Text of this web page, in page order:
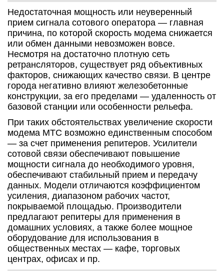
Недостаточная мощность или неуверенный
прием сигнала сотового оператора — главная
причина, по которой скорость модема снижается
или обмен данными невозможен вовсе.
Несмотря на достаточно плотную сеть
ретрансляторов, существует ряд объективных
факторов, снижающих качество связи. В центре
города негативно влияют железобетонные
конструкции, за его пределами — удаленность от
базовой станции или особенности рельефа.
При таких обстоятельствах увеличение скорости
модема МТС возможно единственным способом
— за счет применения репитеров. Усилители
сотовой связи обеспечивают повышение
мощности сигнала до необходимого уровня,
обеспечивают стабильный прием и передачу
данных. Модели отличаются коэффициентом
усиления, диапазоном рабочих частот,
покрываемой площадью. Производители
предлагают репитеры для применения в
домашних условиях, а также более мощное
оборудование для использования в
общественных местах — кафе, торговых
центрах, офисах и пр.